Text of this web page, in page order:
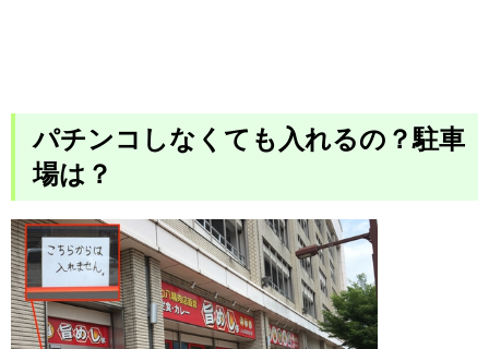
パチンコしなくても入れるの？駐車
場は？